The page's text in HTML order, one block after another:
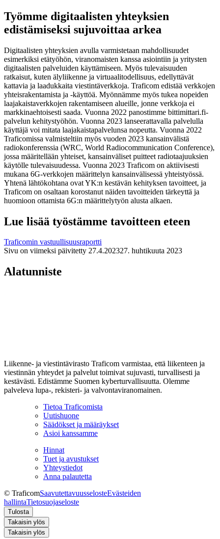
Työmme digitaalisten yhteyksien
edistämiseksi sujuvoittaa arkea
Digitaalisten yhteyksien avulla varmistetaan mahdollisuudet
esimerkiksi etätyöhön, viranomaisten kanssa asiointiin ja yritysten
digitaalisten palveluiden käyttämiseen. Myös tulevaisuuden
ratkaisut, kuten älyliikenne ja virtuaalitodellisuus, edellyttävät
kattavia ja laadukkaita viestintäverkkoja. Traficom edistää verkkojen
yhteisrakentamista ja -käyttöä. Myönnämme myös tukea nopeiden
laajakaistaverkkojen rakentamiseen alueille, jonne verkkoja ei
markkinaehtoisesti saada. Vuonna 2022 panostimme bittimittari.fi-
palvelun kehitystyöhön. Vuonna 2023 lanseerattavalla palvelulla
käyttäjä voi mitata laajakaistapalvelunsa nopeutta. Vuonna 2022
Traficomissa valmisteltiin myös vuoden 2023 kansainvälistä
radiokonferenssia (WRC, World Radiocommunication Conference),
jossa määritellään yhteiset, kansainväliset puitteet radiotaajuuksien
käytölle tulevaisuudessa. Vuonna 2023 Traficom on aktiivisesti
mukana 6G-verkkojen määrittelyn kansainvälisessä yhteistyössä.
Yhtenä lähtökohtana ovat YK:n kestävän kehityksen tavoitteet, ja
Traficom on osaltaan korostanut näiden tavoitteiden tärkeyttä ja
huomioon ottamista 6G:n määrittelytyön alusta alkaen.
Lue lisää työstämme tavoitteen eteen
Traficomin vastuullisuusraportti
Sivu on viimeksi päivitetty 27.4.202327. huhtikuuta 2023
Alatunniste
Liikenne- ja viestintävirasto Traficom varmistaa, että liikenteen ja
viestinnän yhteydet ja palvelut toimivat sujuvasti, turvallisesti ja
kestävästi. Edistämme Suomen kyberturvallisuutta. Olemme
palveleva lupa-, rekisteri- ja valvontaviranomainen.
Tietoa Traficomista
Uutishuone
Säädökset ja määräykset
Asioi kanssamme
Hinnat
Tuet ja avustukset
Yhteystiedot
Anna palautetta
© TraficomSaavutettavuusselosteEvästeiden
hallintaTietosuojaseloste
Tulosta
Takaisin ylös
Takaisin ylös